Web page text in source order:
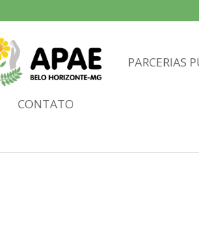
PARCERIAS
CONTATO